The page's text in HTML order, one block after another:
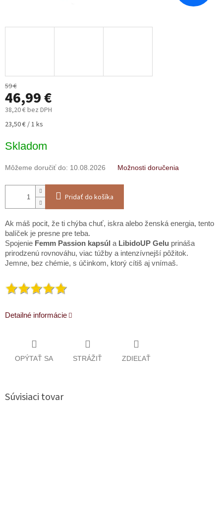
59 €
46,99 €
38,20 € bez DPH
Jednotková
23,50 € / 1 ks
Skladom
Môžeme doručiť do: 10.08.2026 Možnosti doručenia
Pridať do košíka
Ak máš pocit, že ti chýba chuť, iskra alebo ženská energia, tento
balíček je presne pre teba.
Spojenie Femm Passion kapsúl a LibidoUP Gelu prináša
prirodzenú rovnováhu, viac túžby a intenzívnejší pôžitok.
Jemne, bez chémie, s účinkom, ktorý cítiš aj vnímaš.
Detailné informácie
OPÝTAŤ SA STRÁŽIŤ ZDIEĽAŤ
Súvisiaci tovar